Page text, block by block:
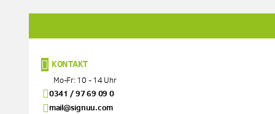
KONTAKT
Mo-Fr: 10 - 14 Uhr
0341 / 97 69 09 0
mail@signuu.com